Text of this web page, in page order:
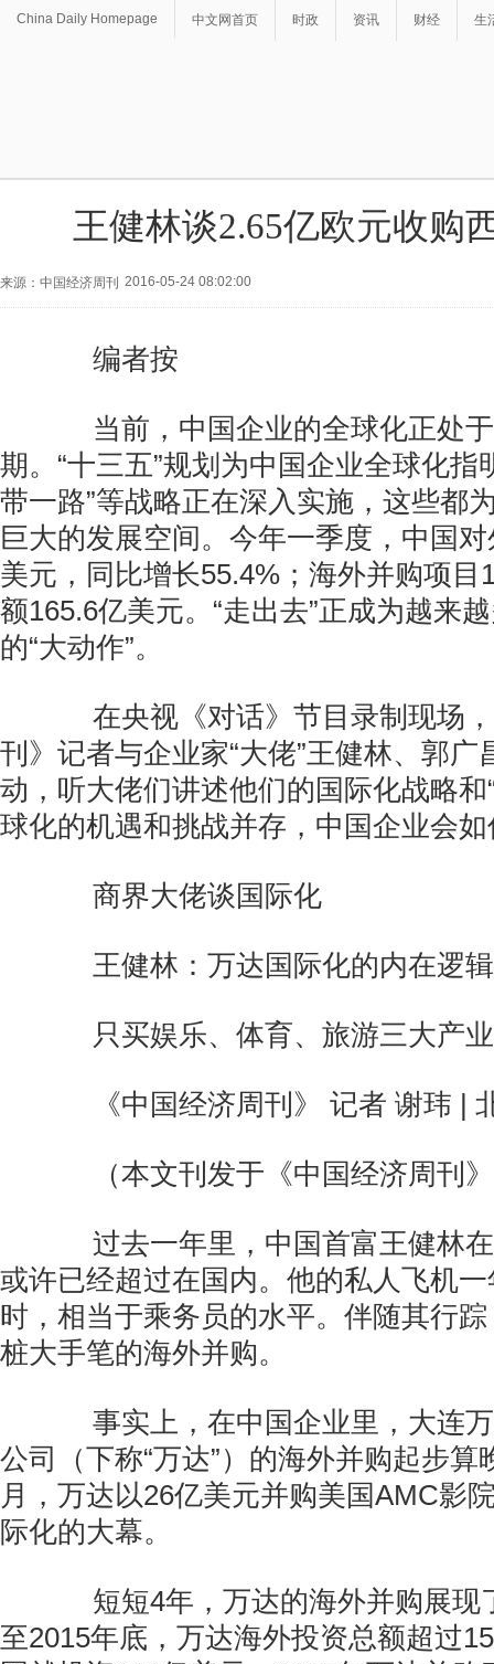
China Daily Homepage 中文网首页 时政 资讯 财经 生
王健林谈2.65亿欧元收购
来源：中国经济周刊 2016-05-24 08:02:00
编者按
当前，中国企业的全球化正处于
期。“十三五”规划为中国企业全球化指
带一路”等战略正在深入实施，这些都
巨大的发展空间。今年一季度，中国
美元，同比增长55.4%；海外并购项目
额165.6亿美元。“走出去”正成为越来
的“大动作”。
在央视《对话》节目录制现场，
刊》记者与企业家“大佬”王健林、郭广
动，听大佬们讲述他们的国际化战略和
球化的机遇和挑战并存，中国企业会
商界大佬谈国际化
王健林：万达国际化的内在逻辑
只买娱乐、体育、旅游三大产业
《中国经济周刊》 记者 谢玮 |
（本文刊发于《中国经济周刊》
过去一年里，中国首富王健林在
或许已经超过在国内。他的私人飞机
时，相当于乘务员的水平。伴随其行
桩大手笔的海外并购。
事实上，在中国企业里，大连万
公司（下称“万达”）的海外并购起步算
月，万达以26亿美元并购美国AMC影
际化的大幕。
短短4年，万达的海外并购展现
至2015年底，万达海外投资总额超过